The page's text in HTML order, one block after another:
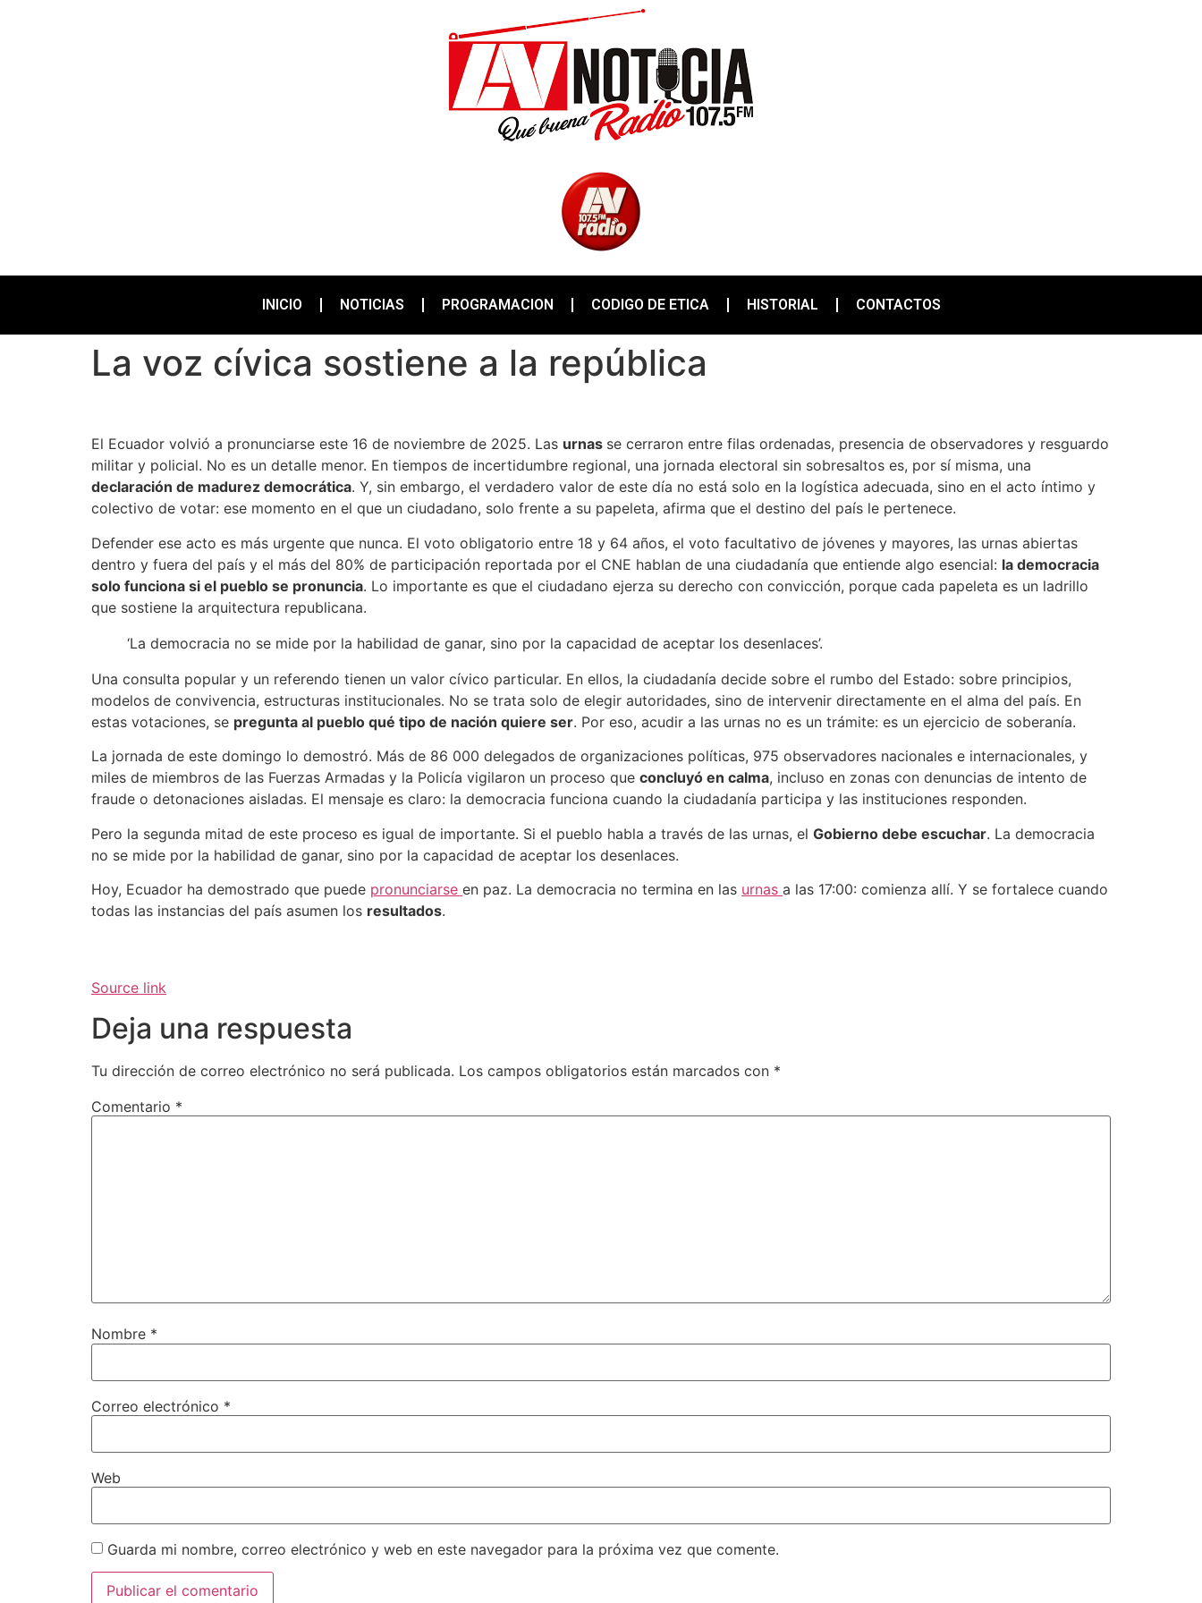
INICIO NOTICIAS PROGRAMACION CODIGO DE ETICA HISTORIAL CONTACTOS
La voz cívica sostiene a la república
El Ecuador volvió a pronunciarse este 16 de noviembre de 2025. Las urnas se cerraron entre filas ordenadas, presencia de observadores y resguardo
militar y policial. No es un detalle menor. En tiempos de incertidumbre regional, una jornada electoral sin sobresaltos es, por sí misma, una
declaración de madurez democrática. Y, sin embargo, el verdadero valor de este día no está solo en la logística adecuada, sino en el acto íntimo y
colectivo de votar: ese momento en el que un ciudadano, solo frente a su papeleta, afirma que el destino del país le pertenece.
Defender ese acto es más urgente que nunca. El voto obligatorio entre 18 y 64 años, el voto facultativo de jóvenes y mayores, las urnas abiertas
dentro y fuera del país y el más del 80% de participación reportada por el CNE hablan de una ciudadanía que entiende algo esencial: la democracia
solo funciona si el pueblo se pronuncia. Lo importante es que el ciudadano ejerza su derecho con convicción, porque cada papeleta es un ladrillo
que sostiene la arquitectura republicana.
‘La democracia no se mide por la habilidad de ganar, sino por la capacidad de aceptar los desenlaces’.
Una consulta popular y un referendo tienen un valor cívico particular. En ellos, la ciudadanía decide sobre el rumbo del Estado: sobre principios,
modelos de convivencia, estructuras institucionales. No se trata solo de elegir autoridades, sino de intervenir directamente en el alma del país. En
estas votaciones, se pregunta al pueblo qué tipo de nación quiere ser. Por eso, acudir a las urnas no es un trámite: es un ejercicio de soberanía.
La jornada de este domingo lo demostró. Más de 86 000 delegados de organizaciones políticas, 975 observadores nacionales e internacionales, y
miles de miembros de las Fuerzas Armadas y la Policía vigilaron un proceso que concluyó en calma, incluso en zonas con denuncias de intento de
fraude o detonaciones aisladas. El mensaje es claro: la democracia funciona cuando la ciudadanía participa y las instituciones responden.
Pero la segunda mitad de este proceso es igual de importante. Si el pueblo habla a través de las urnas, el Gobierno debe escuchar. La democracia
no se mide por la habilidad de ganar, sino por la capacidad de aceptar los desenlaces.
Hoy, Ecuador ha demostrado que puede pronunciarse en paz. La democracia no termina en las urnas a las 17:00: comienza allí. Y se fortalece cuando
todas las instancias del país asumen los resultados.
Source link
Deja una respuesta
Tu dirección de correo electrónico no será publicada. Los campos obligatorios están marcados con *
Comentario *
Nombre *
Correo electrónico *
Web
Guarda mi nombre, correo electrónico y web en este navegador para la próxima vez que comente.